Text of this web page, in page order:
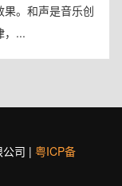
。和声是音乐创
，...
司 | 粤ICP备